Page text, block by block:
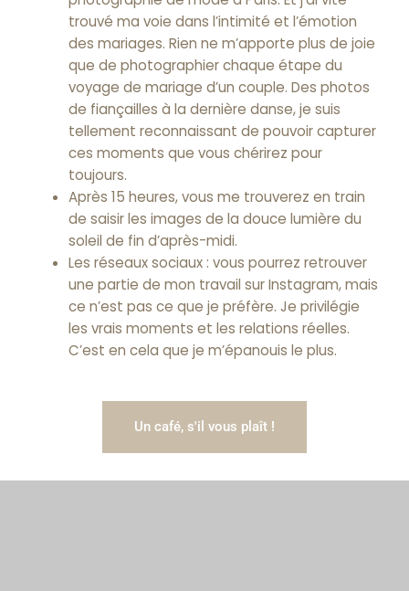
trouvé ma voie dans l’intimité et l’émotion
des mariages. Rien ne m’apporte plus de joie
que de photographier chaque étape du
voyage de mariage d’un couple. Des photos
de fiançailles à la dernière danse, je suis
tellement reconnaissant de pouvoir capturer
ces moments que vous chérirez pour
toujours.
Après 15 heures, vous me trouverez en train
de saisir les images de la douce lumière du
soleil de fin d’après-midi.
Les réseaux sociaux : vous pourrez retrouver
une partie de mon travail sur Instagram, mais
ce n’est pas ce que je préfère. Je privilégie
les vrais moments et les relations réelles.
C’est en cela que je m’épanouis le plus.
Un café, s'il vous plaît !